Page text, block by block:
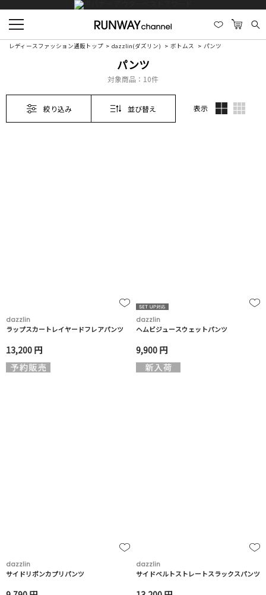
レディースファッション通販トップ dazzlin(ダズリン) ボトムス パンツ
パンツ
対象商品： 10件
絞り込み 並び替え 表示
dazzlin
ラップスカートレイヤードフレアパンツ
13,200 円
dazzlin
ヘムビジュースウェットパンツ
9,900 円
dazzlin
サイドリボンカプリパンツ
dazzlin
サイドベルトストレートスラックスパンツ